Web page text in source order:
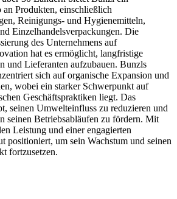
Produkten, einschließlich
Reinigungs- und Hygienemitteln,
Einzelhandelsverpackungen. Die
des Unternehmens auf
hat es ermöglicht, langfristige
und Lieferanten aufzubauen. Bunzls
sich auf organische Expansion und
wobei ein starker Schwerpunkt auf
Geschäftspraktiken liegt. Das
seinen Umwelteinfluss zu reduzieren und
seinen Betriebsabläufen zu fördern. Mit
Leistung und einer engagierten
positioniert, um sein Wachstum und seinen
fortzusetzen.